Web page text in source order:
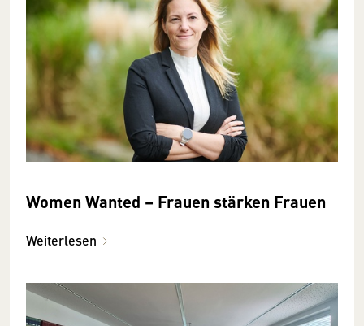
Women Wanted – Frauen stärken Frauen
Weiterlesen